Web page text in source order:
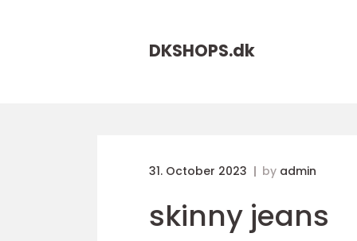
DKSHOPS.dk
31. October 2023 by admin
skinny jeans